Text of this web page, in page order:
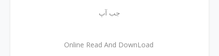
جب آپ
Online Read And DownLoad